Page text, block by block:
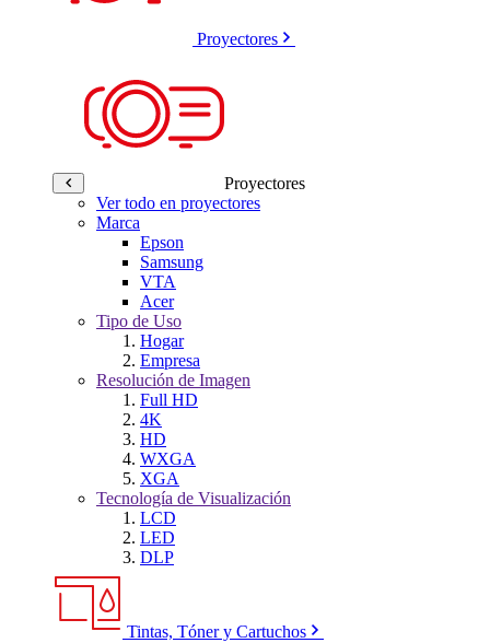
Proyectores
Proyectores
Ver todo en proyectores
Marca
Epson
Samsung
VTA
Acer
Tipo de Uso
Hogar
Empresa
Resolución de Imagen
Full HD
4K
HD
WXGA
XGA
Tecnología de Visualización
LCD
LED
DLP
Tintas, Tóner y Cartuchos